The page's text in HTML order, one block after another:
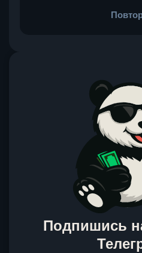
Подпишись